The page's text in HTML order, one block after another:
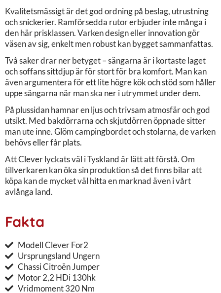
Kvalitetsmässigt är det god ordning på beslag, utrustning
och snickerier. Ramförsedda rutor erbjuder inte många i
den här prisklassen. Varken design eller innovation gör
väsen av sig, enkelt men robust kan bygget sammanfattas.
Två saker drar ner betyget – sängarna är i kortaste laget
och soffans sittdjup är för stort för bra komfort. Man kan
även argumentera för ett lite högre kök och stöd som håller
uppe sängarna när man ska ner i utrymmet under dem.
På plussidan hamnar en ljus och trivsam atmosfär och god
utsikt. Med bakdörrarna och skjutdörren öppnade sitter
man ute inne. Glöm campingbordet och stolarna, de varken
behövs eller får plats.
Att Clever lyckats väl i Tyskland är lätt att förstå. Om
tillverkaren kan öka sin produktion så det finns bilar att
köpa kan de mycket väl hitta en marknad även i vårt
avlånga land.
Fakta
Modell Clever For2
Ursprungsland Ungern
Chassi Citroën Jumper
Motor 2,2 HDi 130hk
Vridmoment 320 Nm